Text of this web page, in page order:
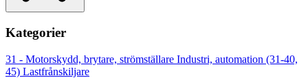
Kategorier
31 - Motorskydd, brytare, strömställare Industri, automation (31-40,
45) Lastfrånskiljare